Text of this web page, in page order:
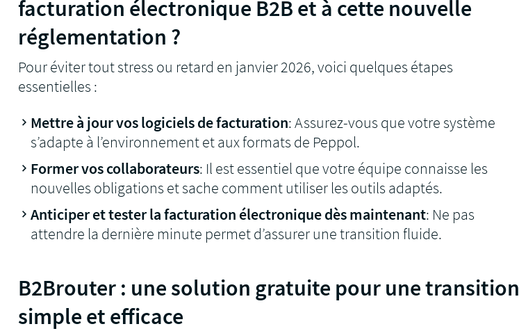
facturation électronique B2B et à cette nouvelle
réglementation ?
Pour éviter tout stress ou retard en janvier 2026, voici quelques étapes
essentielles :
Mettre à jour vos logiciels de facturation: Assurez-vous que votre système
s’adapte à l’environnement et aux formats de Peppol.
Former vos collaborateurs: Il est essentiel que votre équipe connaisse les
nouvelles obligations et sache comment utiliser les outils adaptés.
Anticiper et tester la facturation électronique dès maintenant: Ne pas
attendre la dernière minute permet d’assurer une transition fluide.
B2Brouter : une solution gratuite pour une transition
simple et efficace